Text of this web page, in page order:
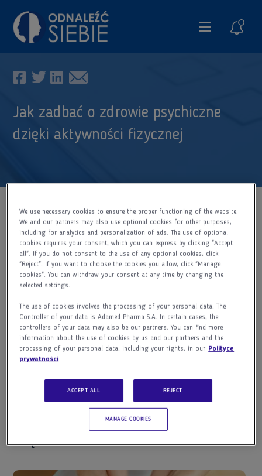
Jak zadbać o zdrowie psychiczne
dzięki aktywności fizycznej
Pobierz dokument
Jak zadbać o zdrowie psychiczne
dzięki aktywności fizycznej
WIĘCEJ MATERIAŁÓW DO POBRANIA
We use necessary cookies to ensure the proper functioning of the website.
We and our partners may also use optional cookies for other purposes,
including for analytics and personalization of ads. The use of optional
cookies requires your consent, which you can express by clicking "Accept
all". If you do not consent to the use of any optional cookies, click
"Reject". If you want to choose the cookies you allow, click "Manage
cookies". You can withdraw your consent at any time by changing the
selected settings.
The use of cookies involves the processing of your personal data. The
Controller of your data is Adamed Pharma S.A. In certain cases, the
controllers of your data may also be our partners. You can find more
information about the use of cookies by us and our partners and the
processing of your personal data, including your rights, in our Polityce
prywatności
ACCEPT ALL REJECT
MANAGE COOKIES